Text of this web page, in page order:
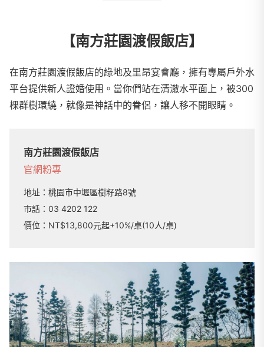
【南方莊園渡假飯店】
在南方莊園渡假飯店的綠地及里昂宴會廳，擁有專屬戶外水
平台提供新人證婚使用。當你們站在清澈水平面上，被300
棵群樹環繞，就像是神話中的眷侶，讓人移不開眼睛。
南方莊園渡假飯店
官網粉專
地址： 桃園市中壢區樹籽路8號
市話： 03 4202 122
價位：NT$13,800元起+10%/桌(10人/桌)